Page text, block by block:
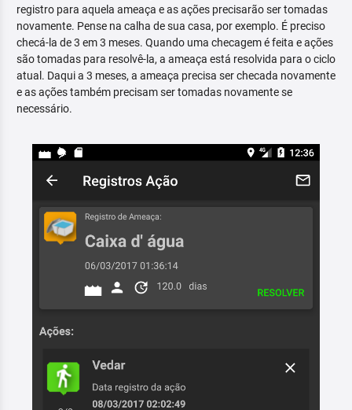
registro para aquela ameaça e as ações precisarão ser tomadas
novamente. Pense na calha de sua casa, por exemplo. É preciso
checá-la de 3 em 3 meses. Quando uma checagem é feita e ações
são tomadas para resolvê-la, a ameaça está resolvida para o ciclo
atual. Daqui a 3 meses, a ameaça precisa ser checada novamente
e as ações também precisam ser tomadas novamente se
necessário.